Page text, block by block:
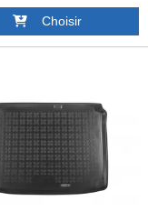
Choisir